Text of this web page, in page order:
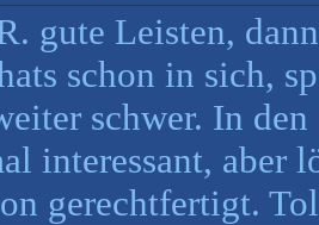
gute Leisten,
schon in sich,
schwer. In
interessant, aber
gerechtfertigt.